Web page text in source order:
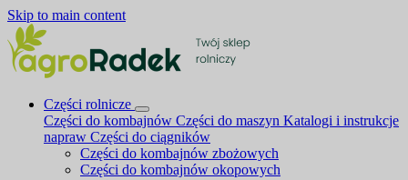
Skip to main content
Części rolnicze
Części do kombajnów Części do maszyn Katalogi i instrukcje
napraw Części do ciągników
Części do kombajnów zbożowych
Części do kombajnów okopowych